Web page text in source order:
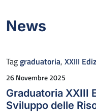
News
Taggraduatoria, XXIII
Pubblicato il
26 Novembre 2025
Graduatoria XXIII
Sviluppo delle